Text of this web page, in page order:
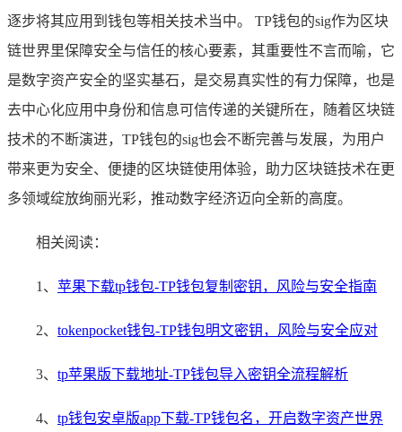
逐步将其应用到钱包等相关技术当中。 TP钱包的sig作为区块
链世界里保障安全与信任的核心要素，其重要性不言而喻，它
是数字资产安全的坚实基石，是交易真实性的有力保障，也是
去中心化应用中身份和信息可信传递的关键所在，随着区块链
技术的不断演进，TP钱包的sig也会不断完善与发展，为用户
带来更为安全、便捷的区块链使用体验，助力区块链技术在更
多领域绽放绚丽光彩，推动数字经济迈向全新的高度。
相关阅读：
1、 苹果下载tp钱包-TP钱包复制密钥，风险与安全指南
2、 tokenpocket钱包-TP钱包明文密钥，风险与安全应对
3、 tp苹果版下载地址-TP钱包导入密钥全流程解析
4、 tp钱包安卓版app下载-TP钱包名，开启数字资产世界